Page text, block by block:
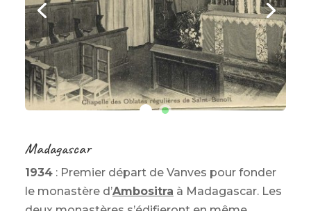
Madagascar
1934 : Premier départ de Vanves pour fonder
le monastère d’Ambositra à Madagascar. Les